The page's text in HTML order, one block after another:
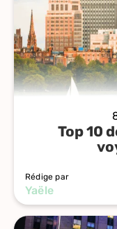
Top 10
Rédige par
Yaële